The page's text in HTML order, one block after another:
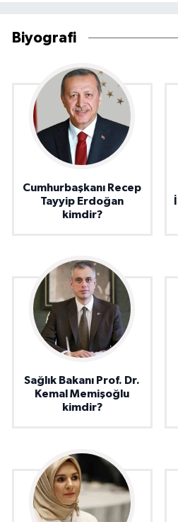
Biyografi
Cumhurbaşkanı Recep
Tayyip Erdoğan
kimdir?
Sağlık Bakanı Prof. Dr.
Kemal Memişoğlu
kimdir?